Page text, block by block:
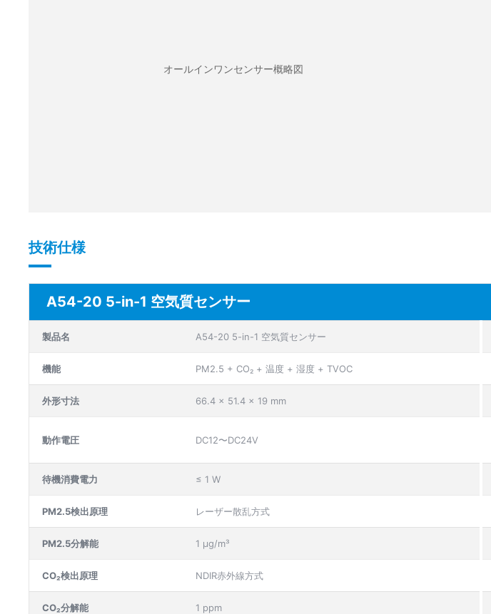
オールインワンセンサー概略図
技術仕様
A54-20 5-in-1 空気質センサー
製品名 A54-20 5-in-1 空気質センサー
機能 PM2.5 + CO₂ + 温度 + 湿度 + TVOC
外形寸法 66.4 × 51.4 × 19 mm
動作電圧 DC12〜DC24V
待機消費電力 ≤ 1 W
PM2.5検出原理 レーザー散乱方式
PM2.5分解能 1 µg/m³
CO₂検出原理 NDIR赤外線方式
CO₂分解能 1 ppm